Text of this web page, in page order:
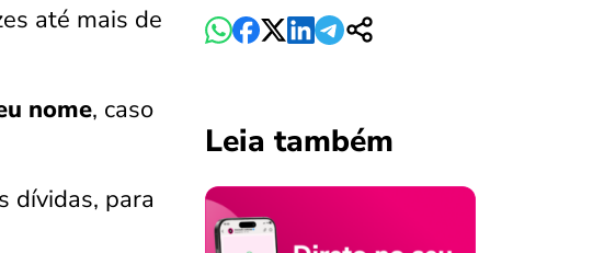
até mais de
nome, caso
dívidas, para
Leia também